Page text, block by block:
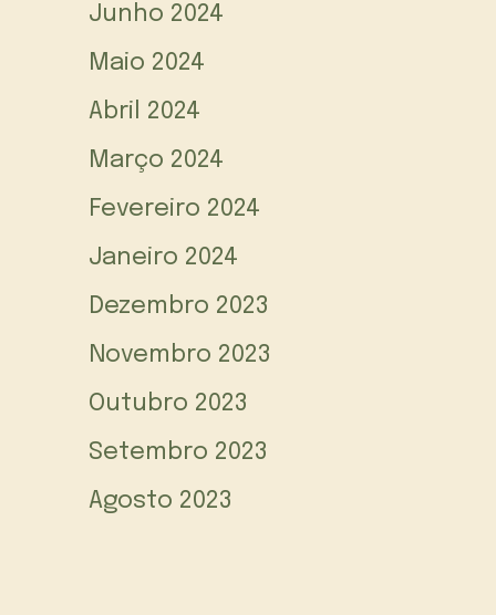
Junho 2024
Maio 2024
Abril 2024
Março 2024
Fevereiro 2024
Janeiro 2024
Dezembro 2023
Novembro 2023
Outubro 2023
Setembro 2023
Agosto 2023